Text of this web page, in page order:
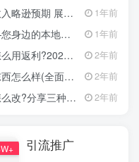
望未来创新潜力依然可期 1年前
本地生活服务平台 1年前
年网购返利教程 2年前
全面评测其产品质量) 2年前
三种最常见的修改方式 2年前
引流推广